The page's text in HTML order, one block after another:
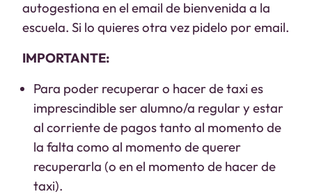
autogestiona en el email de bienvenida a la
escuela. Si lo quieres otra vez pidelo por email.
IMPORTANTE:
Para poder recuperar o hacer de taxi es
imprescindible ser alumno/a regular y estar
al corriente de pagos tanto al momento de
la falta como al momento de querer
recuperarla (o en el momento de hacer de
taxi).